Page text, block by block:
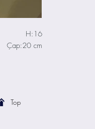
H:16
Çap:20 cm
Top